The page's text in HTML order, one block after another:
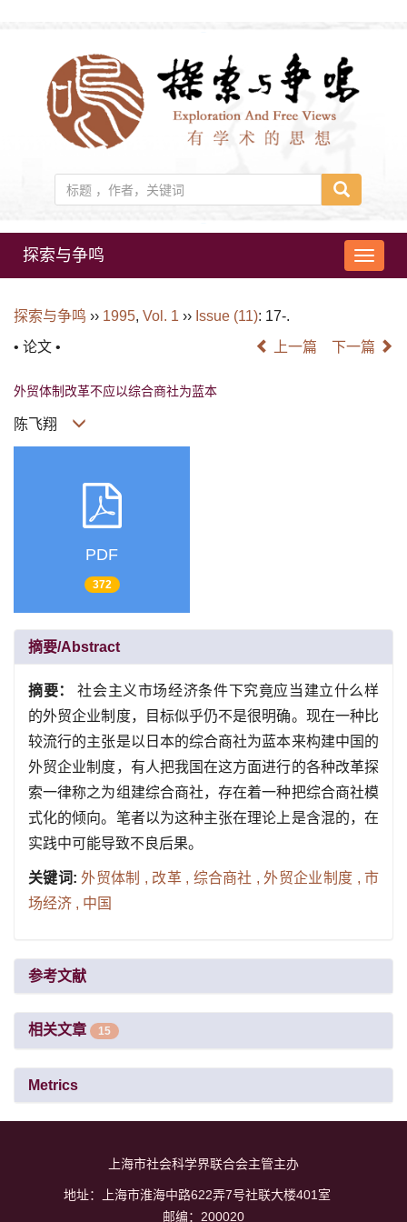
导
航
探索与争鸣
探索与争鸣 ›› 1995, Vol. 1 ›› Issue (11): 17-.
• 论文 •
上一篇 下一篇
外贸体制改革不应以综合商社为蓝本
陈飞翔
PDF
372
摘要/Abstract
摘要：社会主义市场经济条件下究竟应当建立什么样
的外贸企业制度，目标似乎仍不是很明确。现在一种比
较流行的主张是以日本的综合商社为蓝本来构建中国的
外贸企业制度，有人把我国在这方面进行的各种改革探
索一律称之为组建综合商社，存在着一种把综合商社模
式化的倾向。笔者以为这种主张在理论上是含混的，在
实践中可能导致不良后果。
关键词:外贸体制 , 改革 , 综合商社 ,外贸企业制度 ,市
场经济 , 中国
参考文献
相关文章 15
Metrics
上海市社会科学界联合会主管主办
地址：上海市淮海中路622弄7号社联大楼401室
邮编：200020